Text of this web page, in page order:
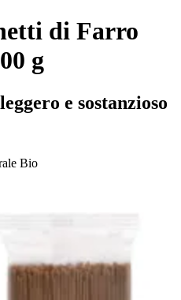
di Farro
g
e sostanzioso
Bio